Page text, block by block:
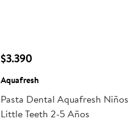
$3.390
Aquafresh
Pasta Dental Aquafresh Niños
Little Teeth 2-5 Años